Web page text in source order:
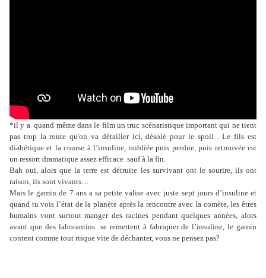
*il y a quand même dans le film un truc scénaristique important qui ne tient
pas trop la route qu'on va détailler ici, désolé pour le spoil . Le fils est
diabétique et la course à l’insuline, oubliée puis perdue, puis retrouvée est
un ressort dramatique assez efficace sauf à la fin.
Bah oui, alors que la terre est détruite les survivant ont le sourire, ils ont
raison, ils sont vivants....
Mais le gamin de 7 ans a sa petite valise avec juste sept jours d’insuline et
quand tu vois l’état de la planète après la rencontre avec la comète, les êtres
humains vont surtout manger des racines pendant quelques années, alors
avant que des laborantins se remettent à fabriquer de l’insuline, le gamin
content comme tout risque vite de déchanter, vous ne pensez pas?